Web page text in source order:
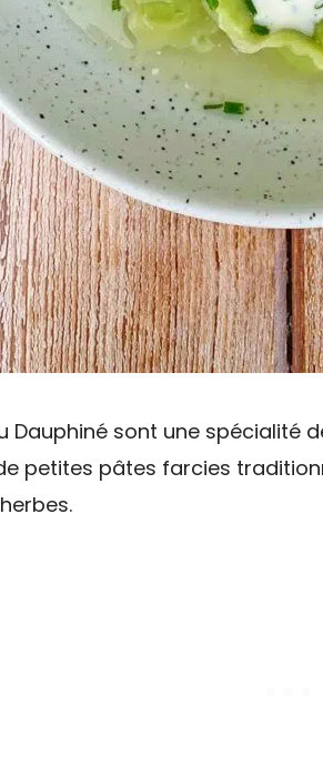
Dauphiné sont une spécialité
petites pâtes farcies